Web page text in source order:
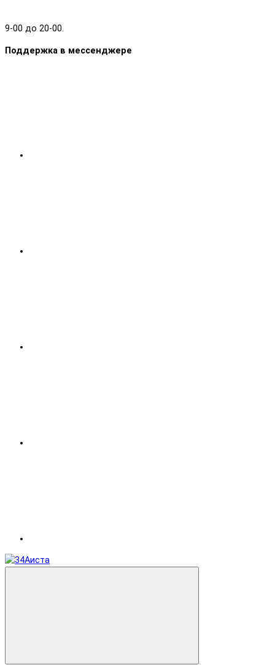
9-00 до 20-00.
Поддержка в мессенджере